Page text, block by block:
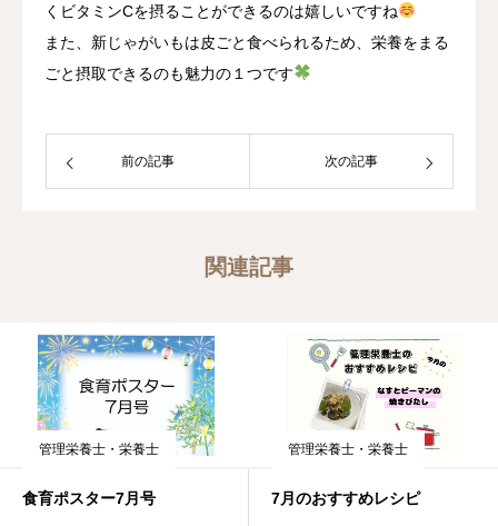
くビタミンCを摂ることができるのは嬉しいですね
また、新じゃがいもは皮ごと食べられるため、栄養をまる
ごと摂取できるのも魅力の１つです
前の記事 次の記事
関連記事
管理栄養士・栄養士
食育ポスター7月号
管理栄養士・栄養士
7月のおすすめレシピ